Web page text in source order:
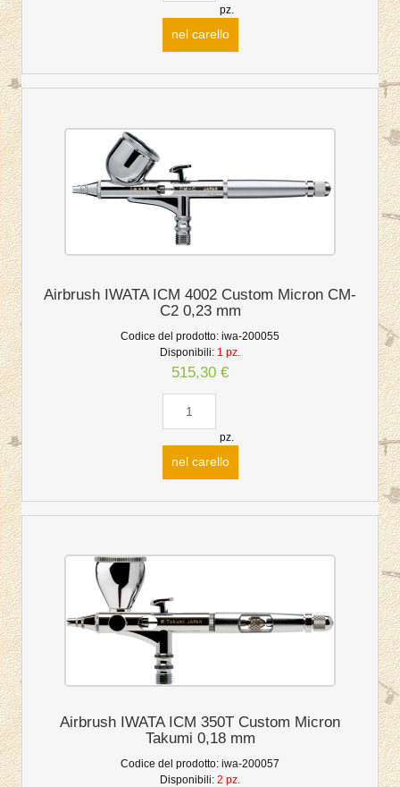
pz.
nel carello
Airbrush IWATA ICM 4002 Custom Micron CM-
C2 0,23 mm
Codice del prodotto: iwa-200055
Disponibili: 1 pz.
515,30 €
pz.
nel carello
Airbrush IWATA ICM 350T Custom Micron
Takumi 0,18 mm
Codice del prodotto: iwa-200057
Disponibili: 2 pz.